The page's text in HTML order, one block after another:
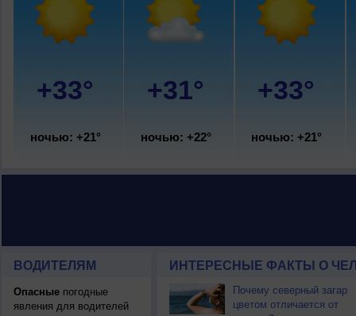
+33°
ночью: +21°
+31°
ночью: +22°
+33°
ночью: +21°
ВОДИТЕЛЯМ
Опасныепогодные
явления для водителей
ИНТЕРЕСНЫЕ ФАКТЫ О
Почему северный загар
цветом отличается от